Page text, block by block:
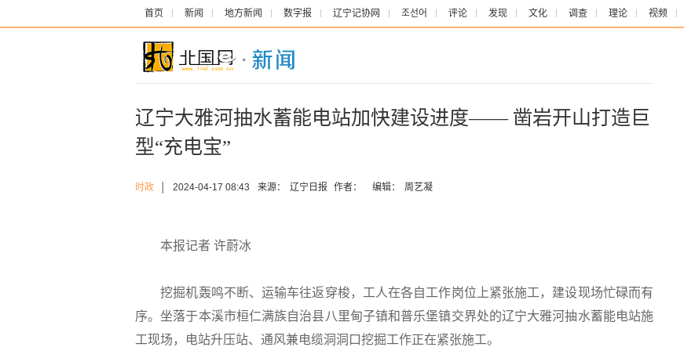
首页 新闻 地方新闻 数字报 辽宁记协网 조선어 评论 发现 文化 调查 理论 视频
辽宁大雅河抽水蓄能电站加快建设进度—— 凿岩开山打造巨
型“充电宝”
时政 2024-04-17 08:43 来源： 辽宁日报 作者： 编辑： 周艺凝
本报记者 许蔚冰
挖掘机轰鸣不断、运输车往返穿梭，工人在各自工作岗位上紧张施工，建设现场忙碌而有
序。坐落于本溪市桓仁满族自治县八里甸子镇和普乐堡镇交界处的辽宁大雅河抽水蓄能电站施
工现场，电站升压站、通风兼电缆洞洞口挖掘工作正在紧张施工。